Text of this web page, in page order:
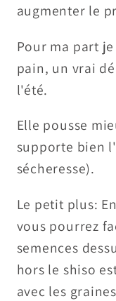
augmenter le
Pour ma part
pain, un vrai
l'été.
Elle pousse
supporte bien
sécheresse).
Le petit plus:
vous pourrez
semences
hors le shiso
avec les